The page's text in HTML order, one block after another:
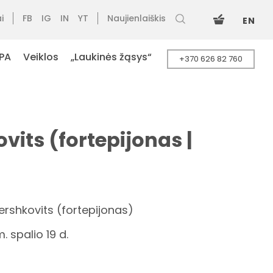
FB IG IN YT Naujienlaiškis EN
Veiklos „Laukinės žąsys“ +370 626 82 760
(fortepijonas |
(fortepijonas)
spalio 19 d.